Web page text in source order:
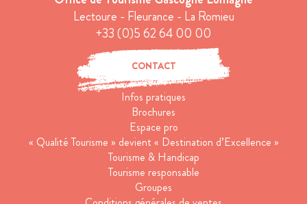
Lectoure - Fleurance - La Romieu
+33 (0)5 62 64 00 00
CONTACT
Infos pratiques
Brochures
Espace pro
« Qualité Tourisme » devient « Destination d’Excellence »
Tourisme & Handicap
Tourisme responsable
Groupes